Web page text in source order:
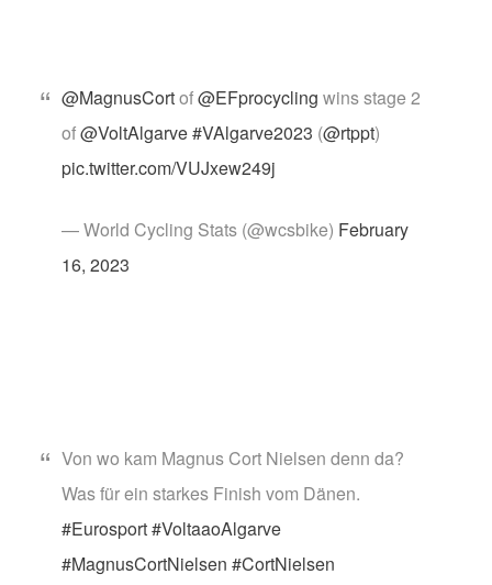
@MagnusCortof@EFprocycling wins stage 2
of@VoltAlgarve#VAlgarve2023 (@rtppt)
pic.twitter.com/VUJxew249j
— World Cycling Stats (@wcsbike) February
16, 2023
Von wo kam Magnus Cort Nielsen denn da?
Was für ein starkes Finish vom Dänen.
#Eurosport#VoltaaoAlgarve
#MagnusCortNielsen #CortNielsen